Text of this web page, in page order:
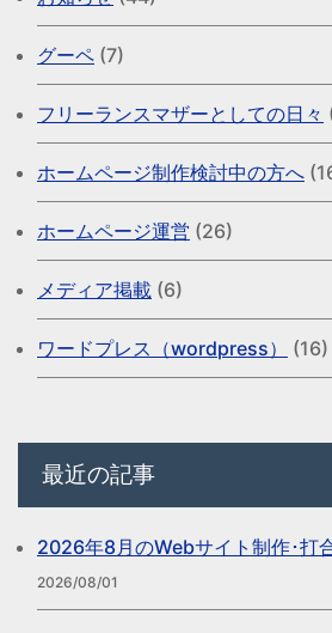
グーペ (7)
フリーランスマザーとしての日々
ホームページ制作検討中の方へ
ホームページ運営 (26)
メディア掲載 (6)
ワードプレス（wordpress） (16)
最近の記事
2026年8月のWebサイト制作･打
2026/08/01